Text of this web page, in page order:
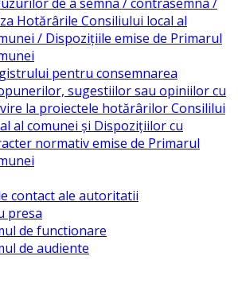
Hotărârile Consiliului local al
/ Dispozițiile emise de Primarul
pentru consemnarea
sugestiilor sau opiniilor cu
la proiectele hotărârilor Consililui
al comunei și Dispozițiilor cu
normativ emise de Primarul
contact ale autoritatii
presa
de functionare
de audiente